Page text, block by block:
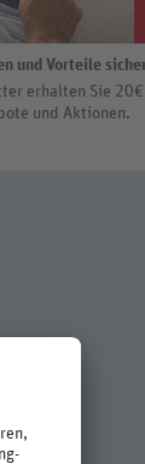
und Vorteile
erhalten Sie
und Aktionen.